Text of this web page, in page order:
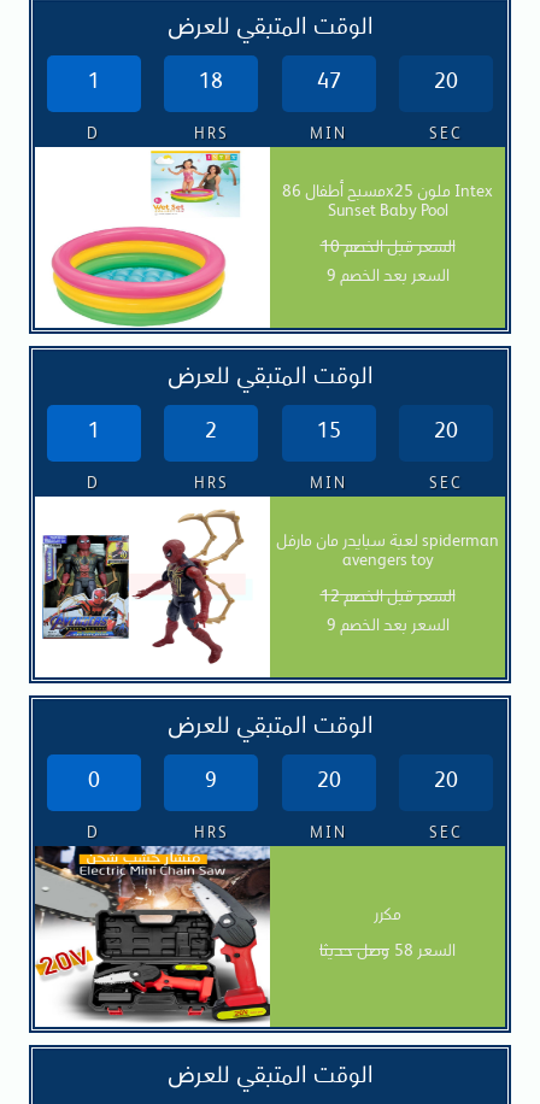
الوقت المتبقي للعرض
1 18 47 19
D HRS MIN SEC
مسبح أطفال 86x25 ملون Intex
Sunset Baby Pool
السعر قبل الخصم 10
السعر بعد الخصم 9
الوقت المتبقي للعرض
1 2 15 19
D HRS MIN SEC
لعبة سبايدر مان مارفل spiderman
avengers toy
السعر قبل الخصم 12
السعر بعد الخصم 9
الوقت المتبقي للعرض
0 9 20 19
D HRS MIN SEC
مكرر
وصل حديثا
السعر 58
الوقت المتبقي للعرض